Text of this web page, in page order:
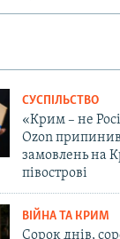
СУСПІЛЬСТВО
«Крим – не
Ozon
замовлень на
півострові
ВІЙНА ТА КРИМ
Сорок днів,